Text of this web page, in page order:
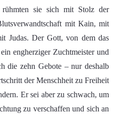
sie sich mit Stolz der
mit Kain, mit
Judas. Der Gott, von dem das
engherziger Zuchtmeister und
die zehn Gebote – nur deshalb
der Menschheit zu Freiheit
Er sei aber zu schwach, um
zu verschaffen und sich an